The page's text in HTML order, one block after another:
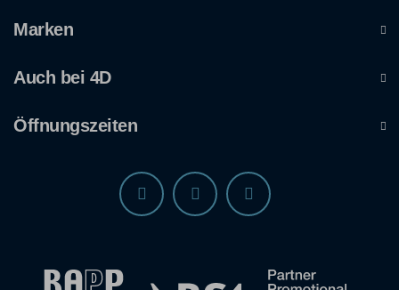
Marken
Auch bei 4D
Öffnungszeiten